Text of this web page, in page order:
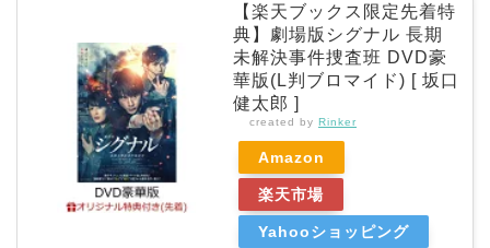
【楽天ブックス限定先着特
典】劇場版シグナル 長期
未解決事件捜査班 DVD豪
華版(L判ブロマイド) [ 坂口
健太郎 ]
created by Rinker
Amazon
楽天市場
Yahooショッピング